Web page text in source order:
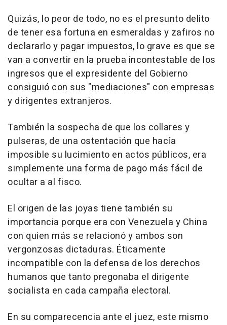
Quizás, lo peor de todo, no es el presunto delito
de tener esa fortuna en esmeraldas y zafiros no
declararlo y pagar impuestos, lo grave es que se
van a convertir en la prueba incontestable de los
ingresos que el expresidente del Gobierno
consiguió con sus "mediaciones" con empresas
y dirigentes extranjeros.
También la sospecha de que los collares y
pulseras, de una ostentación que hacía
imposible su lucimiento en actos públicos, era
simplemente una forma de pago más fácil de
ocultar a al fisco.
El origen de las joyas tiene también su
importancia porque era con Venezuela y China
con quien más se relacionó y ambos son
vergonzosas dictaduras. Éticamente
incompatible con la defensa de los derechos
humanos que tanto pregonaba el dirigente
socialista en cada campaña electoral.
En su comparecencia ante el juez, este mismo